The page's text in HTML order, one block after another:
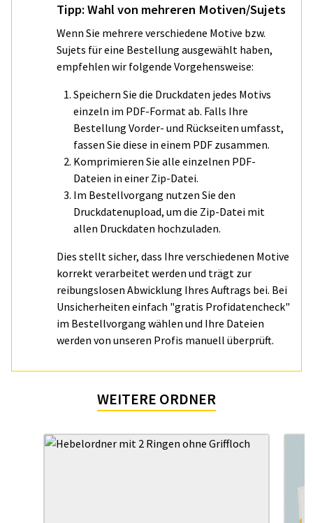
Tipp: Wahl von mehreren Motiven/Sujets
Wenn Sie mehrere verschiedene Motive bzw.
Sujets für eine Bestellung ausgewählt haben,
empfehlen wir folgende Vorgehensweise:
Speichern Sie die Druckdaten jedes Motivs
einzeln im PDF-Format ab. Falls Ihre
Bestellung Vorder- und Rückseiten umfasst,
fassen Sie diese in einem PDF zusammen.
Komprimieren Sie alle einzelnen PDF-
Dateien in einer Zip-Datei.
Im Bestellvorgang nutzen Sie den
Druckdatenupload, um die Zip-Datei mit
allen Druckdaten hochzuladen.
Dies stellt sicher, dass Ihre verschiedenen Motive
korrekt verarbeitet werden und trägt zur
reibungslosen Abwicklung Ihres Auftrags bei. Bei
Unsicherheiten einfach "gratis Profidatencheck"
im Bestellvorgang wählen und Ihre Dateien
werden von unseren Profis manuell überprüft.
WEITERE ORDNER